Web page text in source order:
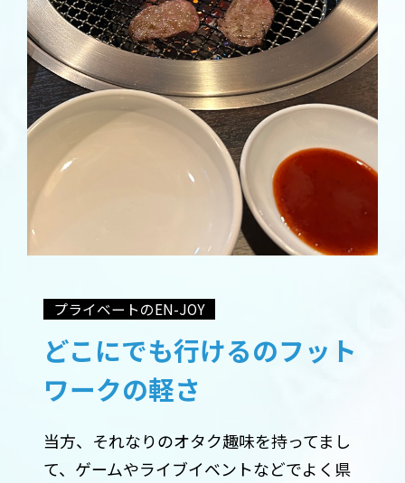
プライベートのEN-JOY
どこにでも行けるのフット
ワークの軽さ
当方、それなりのオタク趣味を持ってまし
て、ゲームやライブイベントなどでよく県